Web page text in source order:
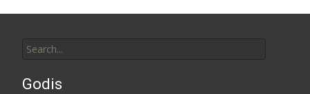
for:
Godis